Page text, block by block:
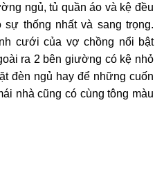
ngủ, tủ quần áo và kệ đều
thống nhất và sang trọng.
cưới của vợ chồng nổi bật
ra 2 bên giường có kệ nhỏ
đèn ngủ hay để những cuốn
nhà cũng có cùng tông màu